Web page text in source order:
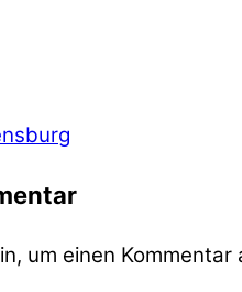
um einen Kommentar